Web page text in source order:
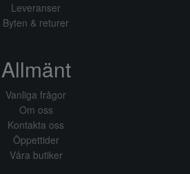
Leveranser
Byten & returer
Allmänt
Vanliga frågor
Om oss
Kontakta oss
Öppettider
Våra butiker